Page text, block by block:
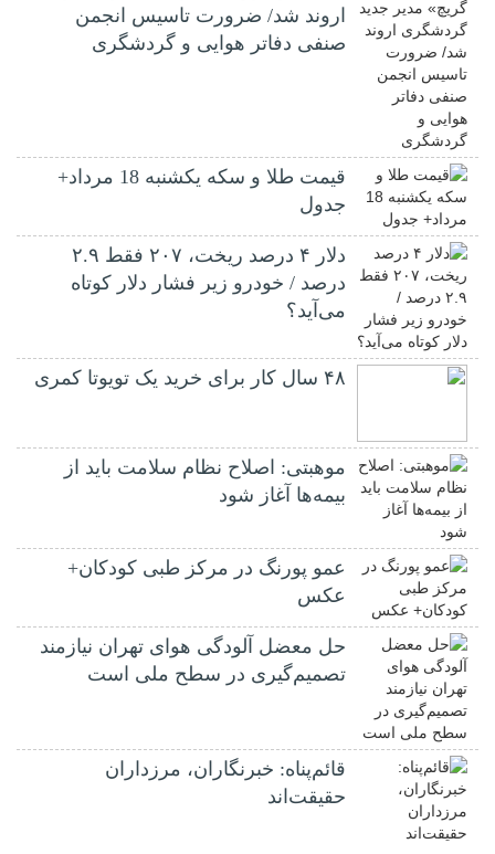
اروند شد/ ضرورت تاسیس انجمن
صنفی دفاتر هوایی و گردشگری
قیمت طلا و سکه یکشنبه 18 مرداد+
جدول
دلار ۴ درصد ریخت، ۲۰۷ فقط ۲.۹
درصد / خودرو زیر فشار دلار کوتاه
می‌آید؟
۴۸ سال کار برای خرید یک تویوتا کمری
موهبتی: اصلاح نظام سلامت باید از
بیمه‌ها آغاز شود
عمو پورنگ در مرکز طبی کودکان+
عکس
حل معضل آلودگی هوای تهران نیازمند
تصمیم‌گیری در سطح ملی است
قائم‌پناه: ‏خبرنگاران، مرزداران
حقیقت‌اند